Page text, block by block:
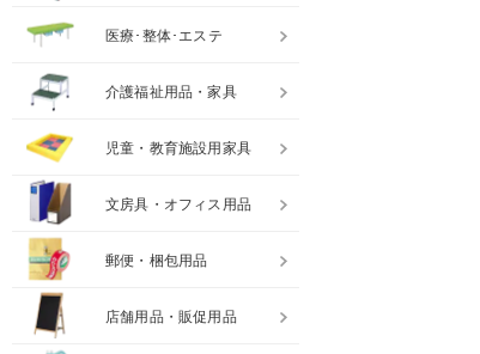
医療･整体･エステ
介護福祉用品・家具
児童・教育施設用家具
文房具・オフィス用品
郵便・梱包用品
店舗用品・販促用品